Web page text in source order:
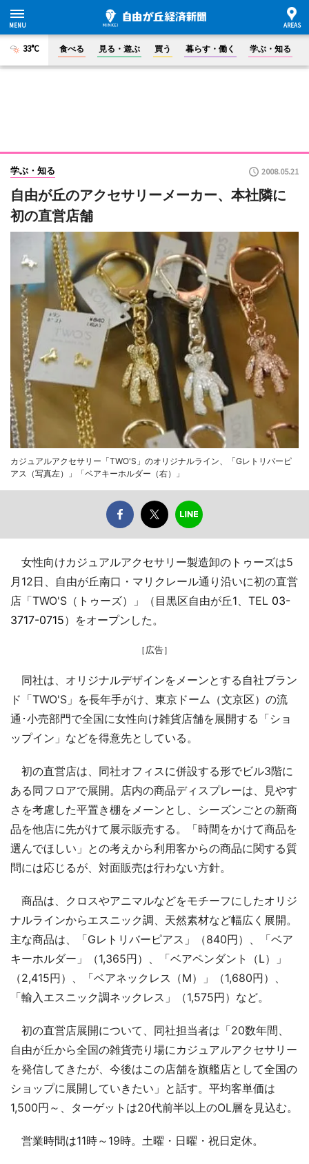
33°C 食べる 見る・遊ぶ 買う 暮らす・働く 学ぶ・知る
学ぶ・知る 2008.05.21
自由が丘のアクセサリーメーカー、本社隣に
初の直営店舗
カジュアルアクセサリー「TWO'S」のオリジナルライン、「Gレトリバーピ
アス（写真左）」「ベアキーホルダー（右）」
女性向けカジュアルアクセサリー製造卸のトゥーズは5
月12日、自由が丘南口・マリクレール通り沿いに初の直営
店「TWO'S（トゥーズ）」（目黒区自由が丘1、TEL 03-
3717-0715）をオープンした。
［広告］
同社は、オリジナルデザインをメーンとする自社ブラン
ド「TWO'S」を長年手がけ、東京ドーム（文京区）の流
通･小売部門で全国に女性向け雑貨店舗を展開する「ショ
ップイン」などを得意先としている。
初の直営店は、同社オフィスに併設する形でビル3階に
ある同フロアで展開。店内の商品ディスプレーは、見やす
さを考慮した平置き棚をメーンとし、シーズンごとの新商
品を他店に先がけて展示販売する。「時間をかけて商品を
選んでほしい」との考えから利用客からの商品に関する質
問には応じるが、対面販売は行わない方針。
商品は、クロスやアニマルなどをモチーフにしたオリジ
ナルラインからエスニック調、天然素材など幅広く展開。
主な商品は、「Gレトリバーピアス」（840円）、「ベア
キーホルダー」（1,365円）、「ベアペンダント（L）」
（2,415円）、「ベアネックレス（M）」（1,680円）、
「輸入エスニック調ネックレス」（1,575円）など。
初の直営店展開について、同社担当者は「20数年間、
自由が丘から全国の雑貨売り場にカジュアルアクセサリー
を発信してきたが、今後はこの店舗を旗艦店として全国の
ショップに展開していきたい」と話す。平均客単価は
1,500円～、ターゲットは20代前半以上のOL層を見込む。
営業時間は11時～19時。土曜・日曜・祝日定休。